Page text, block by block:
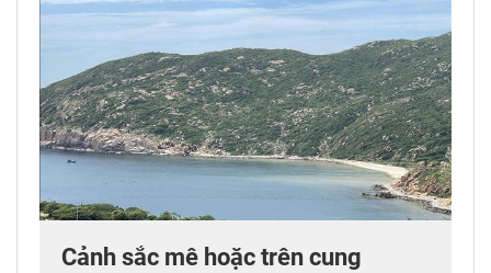
Cảnh sắc mê hoặc trên cung